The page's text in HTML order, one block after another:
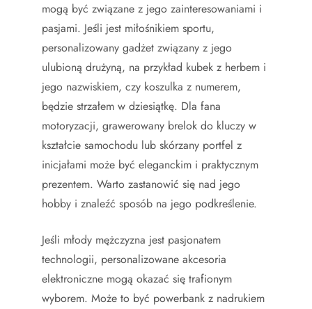
mogą być związane z jego zainteresowaniami i
pasjami. Jeśli jest miłośnikiem sportu,
personalizowany gadżet związany z jego
ulubioną drużyną, na przykład kubek z herbem i
jego nazwiskiem, czy koszulka z numerem,
będzie strzałem w dziesiątkę. Dla fana
motoryzacji, grawerowany brelok do kluczy w
kształcie samochodu lub skórzany portfel z
inicjałami może być eleganckim i praktycznym
prezentem. Warto zastanowić się nad jego
hobby i znaleźć sposób na jego podkreślenie.
Jeśli młody mężczyzna jest pasjonatem
technologii, personalizowane akcesoria
elektroniczne mogą okazać się trafionym
wyborem. Może to być powerbank z nadrukiem